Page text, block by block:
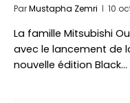
ParMustapha Zemri 10
La famille Mitsubishi
avec le lancement de
nouvelle édition Black…